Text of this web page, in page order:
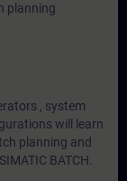
planning
, system
will learn
planning and
BATCH.